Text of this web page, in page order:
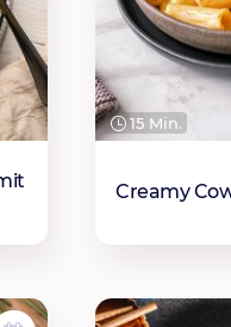
15 Min.
Creamy